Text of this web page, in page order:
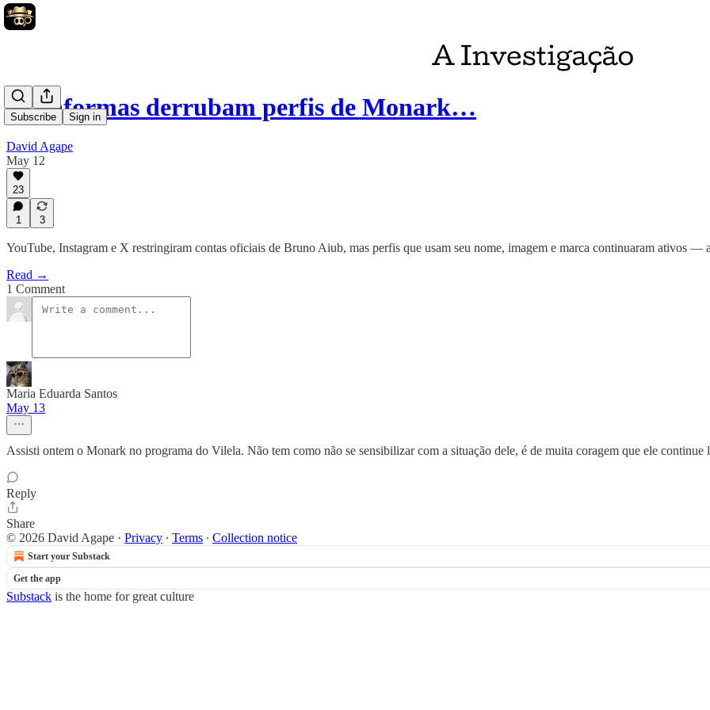
Subscribe Sign in
Plataformas derrubam perfis de Monark…
David Agape
May 12
23
1 3
YouTube, Instagram e X restringiram contas oficiais de Bruno Aiub, mas perfis que usam seu nome, imagem e marca continuaram ativos —
Read →
1 Comment
Maria Eduarda Santos
May 13
Assisti ontem o Monark no programa do Vilela. Não tem como não se sensibilizar com a situação dele, é de muita coragem que ele continue
Reply
Share
© 2026 David Agape · Privacy ∙ Terms ∙ Collection notice
Start your Substack
Get the app
Substack is the home for great culture